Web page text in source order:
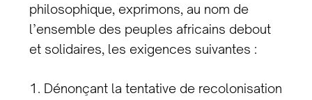
philosophique, exprimons, au nom de
l’ensemble des peuples africains debout
et solidaires, les exigences suivantes :
1. Dénonçant la tentative de recolonisation